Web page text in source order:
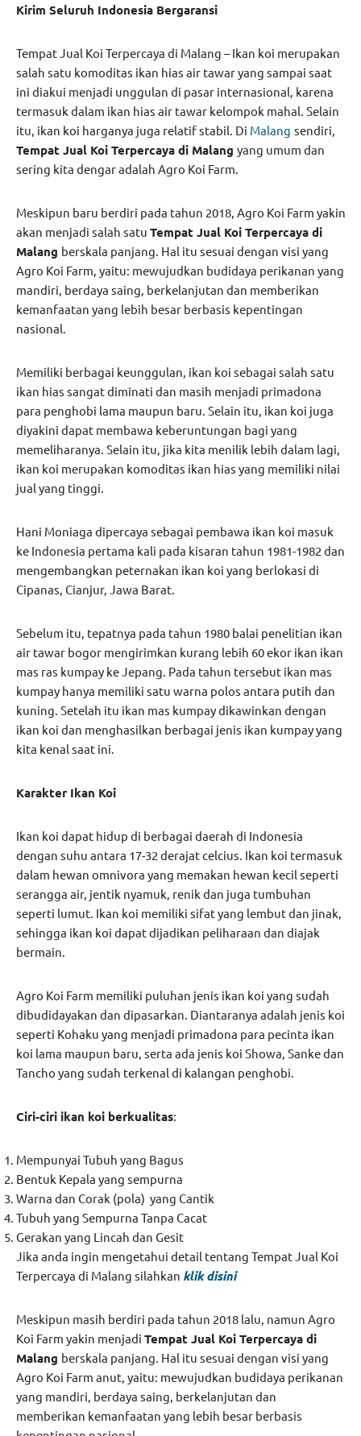
Kirim Seluruh Indonesia Bergaransi
Tempat Jual Koi Terpercaya di Malang – Ikan koi merupakan
salah satu komoditas ikan hias air tawar yang sampai saat
ini diakui menjadi unggulan di pasar internasional, karena
termasuk dalam ikan hias air tawar kelompok mahal. Selain
itu, ikan koi harganya juga relatif stabil. Di Malang sendiri,
Tempat Jual Koi Terpercaya di Malang yang umum dan
sering kita dengar adalah Agro Koi Farm.
Meskipun baru berdiri pada tahun 2018, Agro Koi Farm yakin
akan menjadi salah satu Tempat Jual Koi Terpercaya di
Malang berskala panjang. Hal itu sesuai dengan visi yang
Agro Koi Farm, yaitu: mewujudkan budidaya perikanan yang
mandiri, berdaya saing, berkelanjutan dan memberikan
kemanfaatan yang lebih besar berbasis kepentingan
nasional.
Memiliki berbagai keunggulan, ikan koi sebagai salah satu
ikan hias sangat diminati dan masih menjadi primadona
para penghobi lama maupun baru. Selain itu, ikan koi juga
diyakini dapat membawa keberuntungan bagi yang
memeliharanya. Selain itu, jika kita menilik lebih dalam lagi,
ikan koi merupakan komoditas ikan hias yang memiliki nilai
jual yang tinggi.
Hani Moniaga dipercaya sebagai pembawa ikan koi masuk
ke Indonesia pertama kali pada kisaran tahun 1981-1982 dan
mengembangkan peternakan ikan koi yang berlokasi di
Cipanas, Cianjur, Jawa Barat.
Sebelum itu, tepatnya pada tahun 1980 balai penelitian ikan
air tawar bogor mengirimkan kurang lebih 60 ekor ikan ikan
mas ras kumpay ke Jepang. Pada tahun tersebut ikan mas
kumpay hanya memiliki satu warna polos antara putih dan
kuning. Setelah itu ikan mas kumpay dikawinkan dengan
ikan koi dan menghasilkan berbagai jenis ikan kumpay yang
kita kenal saat ini.
Karakter Ikan Koi
Ikan koi dapat hidup di berbagai daerah di Indonesia
dengan suhu antara 17-32 derajat celcius. Ikan koi termasuk
dalam hewan omnivora yang memakan hewan kecil seperti
serangga air, jentik nyamuk, renik dan juga tumbuhan
seperti lumut. Ikan koi memiliki sifat yang lembut dan jinak,
sehingga ikan koi dapat dijadikan peliharaan dan diajak
bermain.
Agro Koi Farm memiliki puluhan jenis ikan koi yang sudah
dibudidayakan dan dipasarkan. Diantaranya adalah jenis koi
seperti Kohaku yang menjadi primadona para pecinta ikan
koi lama maupun baru, serta ada jenis koi Showa, Sanke dan
Tancho yang sudah terkenal di kalangan penghobi.
Ciri-ciri ikan koi berkualitas:
Mempunyai Tubuh yang Bagus
Bentuk Kepala yang sempurna
Warna dan Corak (pola) yang Cantik
Tubuh yang Sempurna Tanpa Cacat
Gerakan yang Lincah dan Gesit
Jika anda ingin mengetahui detail tentang Tempat Jual Koi
Terpercaya di Malang silahkan klik disini
Meskipun masih berdiri pada tahun 2018 lalu, namun Agro
Koi Farm yakin menjadi Tempat Jual Koi Terpercaya di
Malang berskala panjang. Hal itu sesuai dengan visi yang
Agro Koi Farm anut, yaitu: mewujudkan budidaya perikanan
yang mandiri, berdaya saing, berkelanjutan dan
memberikan kemanfaatan yang lebih besar berbasis